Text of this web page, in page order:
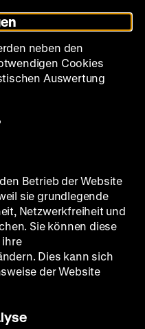
- 00.00 Uhr
Saless, B: Sohrab
Ramin Reza Molai, D:
Lissa, Charles H.
entstanden
neben den
Cookies
Auswertung
Betrieb der Website
sie grundlegende
Netzwerkfreiheit und
Sie können diese
ihre
Dies kann sich
der Website